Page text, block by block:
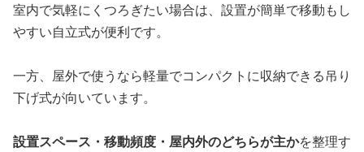
室内で気軽にくつろぎたい場合は、設置が簡単で移動もし
やすい自立式が便利です。
一方、屋外で使うなら軽量でコンパクトに収納できる吊り
下げ式が向いています。
設置スペース・移動頻度・屋内外のどちらが主かを整理す